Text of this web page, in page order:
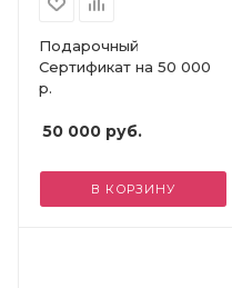
Подарочный
Сертификат на 50 000
р.
50 000 руб.
В КОРЗИНУ